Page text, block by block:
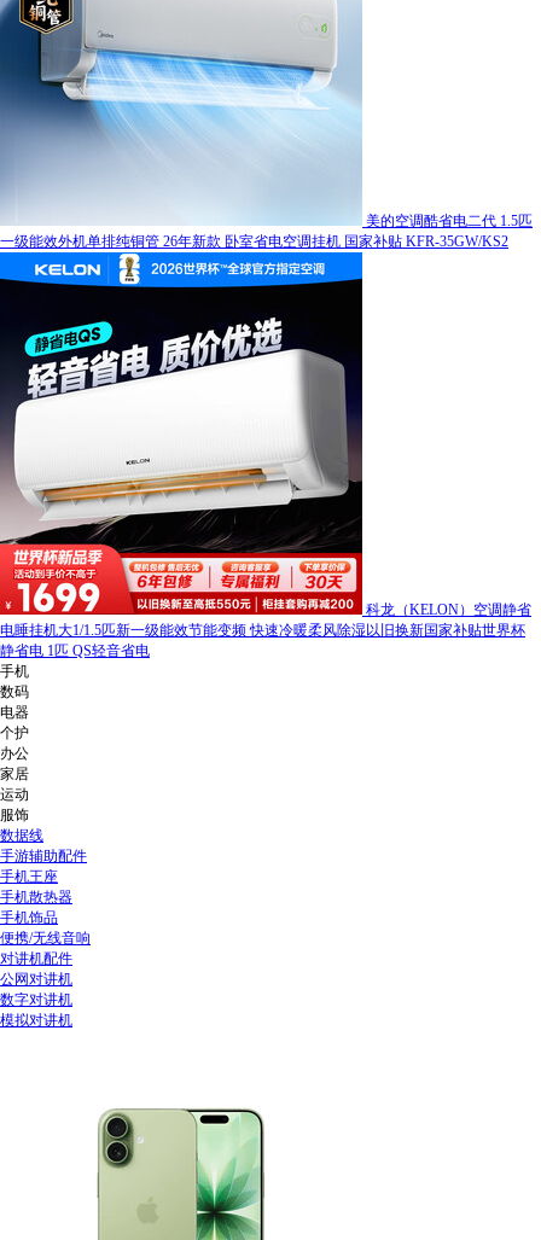
美的空调酷省电二代 1.5匹
一级能效外机单排纯铜管 26年新款 卧室省电空调挂机 国家补贴 KFR-35GW/KS2
科龙（KELON）空调静省
电睡挂机大1/1.5匹新一级能效节能变频 快速冷暖柔风除湿以旧换新国家补贴世界杯
静省电 1匹 QS轻音省电
手机
数码
电器
个护
办公
家居
运动
服饰
数据线
手游辅助配件
手机王座
手机散热器
手机饰品
便携/无线音响
对讲机配件
公网对讲机
数字对讲机
模拟对讲机